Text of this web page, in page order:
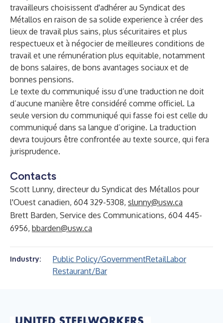
travailleurs choisissent d'adhérer au Syndicat des
Métallos en raison de sa solide experience à créer des
lieux de travail plus sains, plus sécuritaires et plus
respectueux et à négocier de meilleures conditions de
travail et une rémunération plus equitable, notamment
de bons salaires, de bons avantages sociaux et de
bonnes pensions.
Le texte du communiqué issu d’une traduction ne doit
d’aucune manière être considéré comme officiel. La
seule version du communiqué qui fasse foi est celle du
communiqué dans sa langue d’origine. La traduction
devra toujours être confrontée au texte source, qui fera
jurisprudence.
Contacts
Scott Lunny, directeur du Syndicat des Métallos pour
l'Ouest canadien, 604 329-5308, slunny@usw.ca
Brett Barden, Service des Communications, 604 445-
6956, bbarden@usw.ca
Industry: Public Policy/GovernmentRetailLabor
Restaurant/Bar